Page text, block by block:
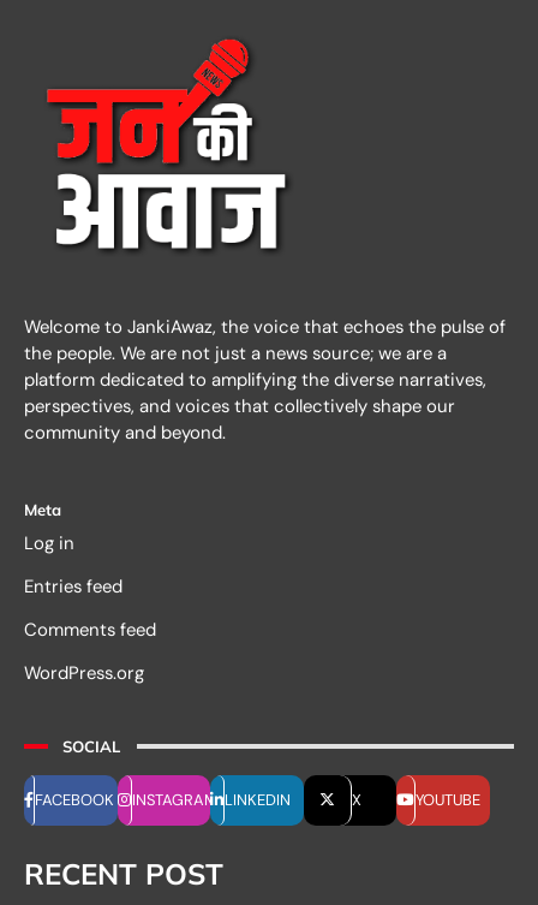
Welcome to JankiAwaz, the voice that echoes the pulse of
the people. We are not just a news source; we are a
platform dedicated to amplifying the diverse narratives,
perspectives, and voices that collectively shape our
community and beyond.
Meta
Log in
Entries feed
Comments feed
WordPress.org
SOCIAL
FACEBOOK INSTAGRAM LINKEDIN X YOUTUBE
RECENT POST